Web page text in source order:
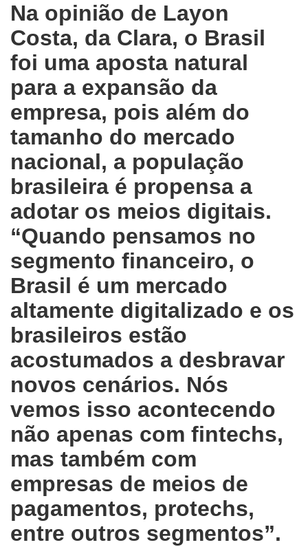
Na opinião de Layon
Costa, da Clara, o Brasil
foi uma aposta natural
para a expansão da
empresa, pois além do
tamanho do mercado
nacional, a população
brasileira é propensa a
adotar os meios digitais.
“Quando pensamos no
segmento financeiro, o
Brasil é um mercado
altamente digitalizado e os
brasileiros estão
acostumados a desbravar
novos cenários. Nós
vemos isso acontecendo
não apenas com fintechs,
mas também com
empresas de meios de
pagamentos, protechs,
entre outros segmentos”.